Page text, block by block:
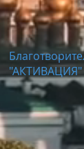
"АКТИВАЦИЯ"